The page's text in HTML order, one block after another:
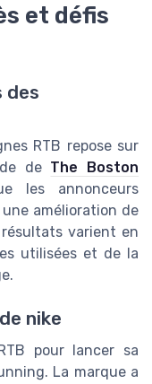
et défis
des
RTB repose sur
de The Boston
les annonceurs
amélioration de
résultats varient en
utilisées et de la
nike
pour lancer sa
La marque a